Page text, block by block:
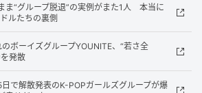
年、オーディション番組
』に出演し、最終メンバーとしてX1
た。その後、ソロアーティストと
にYOUNITEとして再デビューし
ま“グループ脱退”の実例がまた1人 本当に
ルたちの裏側
ボーイズグループYOUNITE、“若さ全
発散
日で解散発表のK-POPガールズグループが爆